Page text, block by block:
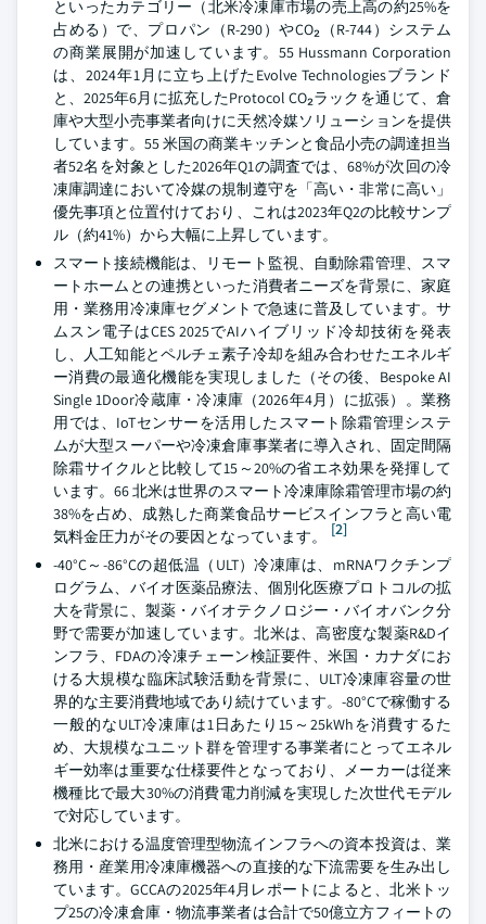
といったカテゴリー（北米冷凍庫市場の売上高の約25%を
占める）で、プロパン（R-290）やCO₂（R-744）システム
の商業展開が加速しています。55 Hussmann Corporation
は、2024年1月に立ち上げたEvolve Technologiesブランド
と、2025年6月に拡充したProtocol CO₂ラックを通じて、倉
庫や大型小売事業者向けに天然冷媒ソリューションを提供
しています。55 米国の商業キッチンと食品小売の調達担当
者52名を対象とした2026年Q1の調査では、68%が次回の冷
凍庫調達において冷媒の規制遵守を「高い・非常に高い」
優先事項と位置付けており、これは2023年Q2の比較サンプ
ル（約41%）から大幅に上昇しています。
スマート接続機能は、リモート監視、自動除霜管理、スマ
ートホームとの連携といった消費者ニーズを背景に、家庭
用・業務用冷凍庫セグメントで急速に普及しています。サ
ムスン電子はCES 2025でAIハイブリッド冷却技術を発表
し、人工知能とペルチェ素子冷却を組み合わせたエネルギ
ー消費の最適化機能を実現しました（その後、Bespoke AI
Single 1Door冷蔵庫・冷凍庫（2026年4月）に拡張）。業務
用では、IoTセンサーを活用したスマート除霜管理システ
ムが大型スーパーや冷凍倉庫事業者に導入され、固定間隔
除霜サイクルと比較して15～20%の省エネ効果を発揮して
います。66 北米は世界のスマート冷凍庫除霜管理市場の約
38%を占め、成熟した商業食品サービスインフラと高い電
気料金圧力がその要因となっています。
[2]
-40°C～-86°Cの超低温（ULT）冷凍庫は、mRNAワクチンプ
ログラム、バイオ医薬品療法、個別化医療プロトコルの拡
大を背景に、製薬・バイオテクノロジー・バイオバンク分
野で需要が加速しています。北米は、高密度な製薬R&Dイ
ンフラ、FDAの冷凍チェーン検証要件、米国・カナダにお
ける大規模な臨床試験活動を背景に、ULT冷凍庫容量の世
界的な主要消費地域であり続けています。-80°Cで稼働する
一般的なULT冷凍庫は1日あたり15～25kWhを消費するた
め、大規模なユニット群を管理する事業者にとってエネル
ギー効率は重要な仕様要件となっており、メーカーは従来
機種比で最大30%の消費電力削減を実現した次世代モデル
で対応しています。
北米における温度管理型物流インフラへの資本投資は、業
務用・産業用冷凍庫機器への直接的な下流需要を生み出し
ています。GCCAの2025年4月レポートによると、北米トッ
プ25の冷凍倉庫・物流事業者は合計で50億立方フィートの